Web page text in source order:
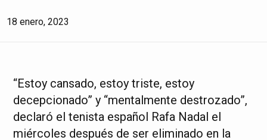
18 enero, 2023
“Estoy cansado, estoy triste, estoy
decepcionado” y “mentalmente destrozado”,
declaró el tenista español Rafa Nadal el
miércoles después de ser eliminado en la